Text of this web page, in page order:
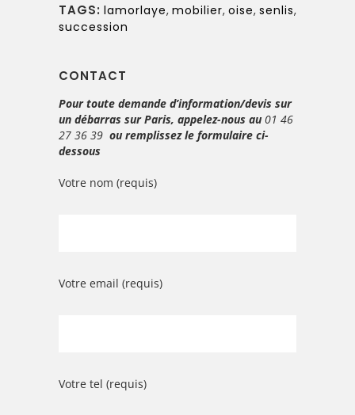
TAGS: lamorlaye, mobilier, oise, senlis,
succession
CONTACT
Pour toute demande d’information/devis sur
un débarras sur Paris, appelez-nous au 01 46
27 36 39 ou remplissez le formulaire ci-
dessous
Votre nom (requis)
Votre email (requis)
Votre tel (requis)